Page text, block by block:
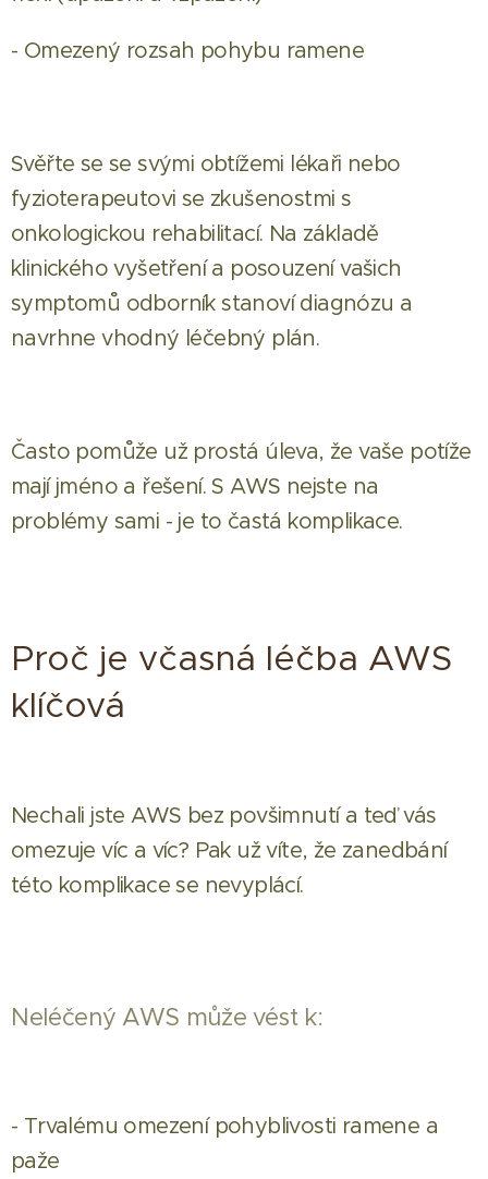
- Omezený rozsah pohybu ramene
Svěřte se se svými obtížemi lékaři nebo
fyzioterapeutovi se zkušenostmi s
onkologickou rehabilitací. Na základě
klinického vyšetření a posouzení vašich
symptomů odborník stanoví diagnózu a
navrhne vhodný léčebný plán.
Často pomůže už prostá úleva, že vaše potíže
mají jméno a řešení. S AWS nejste na
problémy sami - je to častá komplikace.
Proč je včasná léčba AWS
klíčová
Nechali jste AWS bez povšimnutí a teď vás
omezuje víc a víc? Pak už víte, že zanedbání
této komplikace se nevyplácí.
Neléčený AWS může vést k:
- Trvalému omezení pohyblivosti ramene a
paže